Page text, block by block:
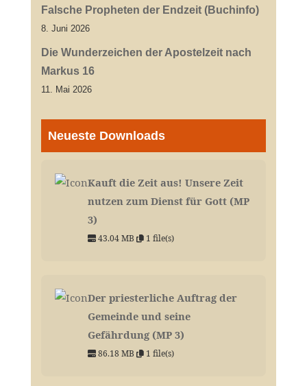
Falsche Propheten der Endzeit (Buchinfo)
8. Juni 2026
Die Wunderzeichen der Apostelzeit nach
Markus 16
11. Mai 2026
Neueste Downloads
Kauft die Zeit aus! Unsere Zeit
nutzen zum Dienst für Gott (MP
3)
43.04 MB 1 file(s)
Der priesterliche Auftrag der
Gemeinde und seine
Gefährdung (MP 3)
86.18 MB 1 file(s)